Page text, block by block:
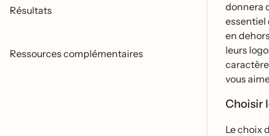
Résultats
Ressources complémentaires
donnera
essentiel
en
leurs
vous
Choisir
Le choix